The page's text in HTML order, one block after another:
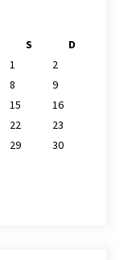
S
D
1
2
8
9
15
16
22
23
29
30